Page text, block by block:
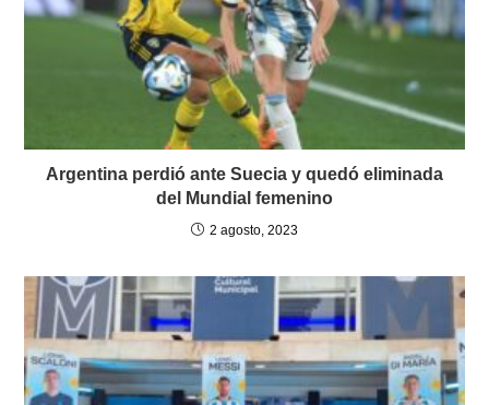
Argentina perdió ante Suecia y quedó eliminada
del Mundial femenino
2 agosto, 2023